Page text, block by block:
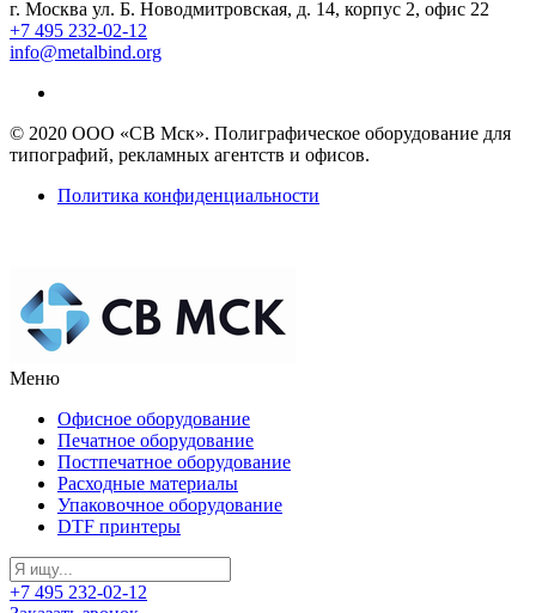
г. Москва ул. Б. Новодмитровская, д. 14, корпус 2, офис 22
+7 495 232-02-12
info@metalbind.org
© 2020 ООО «СВ Мск». Полиграфическое оборудование для
типографий, рекламных агентств и офисов.
Политика конфиденциальности
Меню
Офисное оборудование
Печатное оборудование
Постпечатное оборудование
Расходные материалы
Упаковочное оборудование
DTF принтеры
+7 495 232-02-12